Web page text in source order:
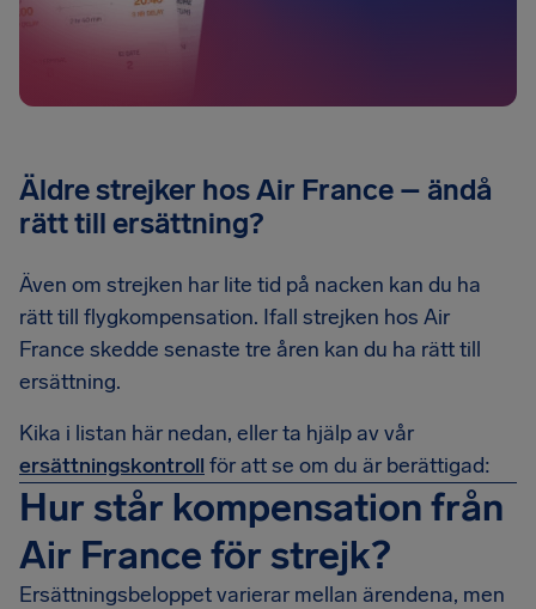
Äldre strejker hos Air France – ändå
rätt till ersättning?
Även om strejken har lite tid på nacken kan du ha
rätt till flygkompensation. Ifall strejken hos Air
France skedde senaste tre åren kan du ha rätt till
ersättning.
Kika i listan här nedan, eller ta hjälp av vår
ersättningskontroll för att se om du är berättigad:
Hur står kompensation från
Air France för strejk?
Ersättningsbeloppet varierar mellan ärendena, men